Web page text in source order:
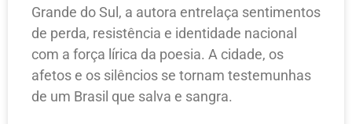
Grande do Sul, a autora entrelaça sentimentos
de perda, resistência e identidade nacional
com a força lírica da poesia. A cidade, os
afetos e os silêncios se tornam testemunhas
de um Brasil que salva e sangra.